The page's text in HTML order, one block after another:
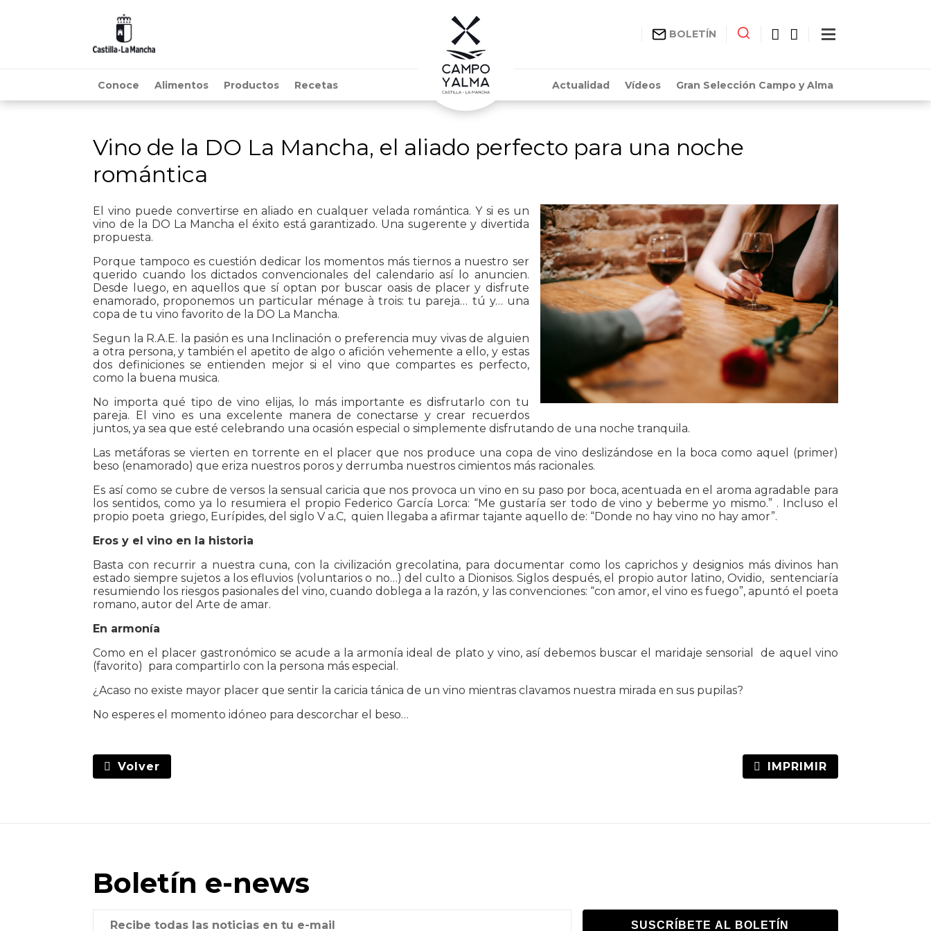
BOLETÍN
Conoce Alimentos Productos Recetas Actualidad Vídeos Gran Selección Campo y Alma
Vino de la DO La Mancha, el aliado perfecto para una noche
romántica
El vino puede convertirse en aliado en cualquer velada romántica. Y si es un
vino de la DO La Mancha el éxito está garantizado. Una sugerente y divertida
propuesta.
Porque tampoco es cuestión dedicar los momentos más tiernos a nuestro ser
querido cuando los dictados convencionales del calendario así lo anuncien.
Desde luego, en aquellos que sí optan por buscar oasis de placer y disfrute
enamorado, proponemos un particular ménage à trois: tu pareja… tú y… una
copa de tu vino favorito de la DO La Mancha.
Segun la R.A.E. la pasión es una Inclinación o preferencia muy vivas de alguien
a otra persona, y también el apetito de algo o afición vehemente a ello, y estas
dos definiciones se entienden mejor si el vino que compartes es perfecto,
como la buena musica.
No importa qué tipo de vino elijas, lo más importante es disfrutarlo con tu
pareja. El vino es una excelente manera de conectarse y crear recuerdos
juntos, ya sea que esté celebrando una ocasión especial o simplemente disfrutando de una noche tranquila.
Las metáforas se vierten en torrente en el placer que nos produce una copa de vino deslizándose en la boca como aquel (primer)
beso (enamorado) que eriza nuestros poros y derrumba nuestros cimientos más racionales.
Es así como se cubre de versos la sensual caricia que nos provoca un vino en su paso por boca, acentuada en el aroma agradable para
los sentidos, como ya lo resumiera el propio Federico García Lorca: “Me gustaría ser todo de vino y beberme yo mismo.” . Incluso el
propio poeta griego, Eurípides, del siglo V a.C, quien llegaba a afirmar tajante aquello de: “Donde no hay vino no hay amor”.
Eros y el vino en la historia
Basta con recurrir a nuestra cuna, con la civilización grecolatina, para documentar como los caprichos y designios más divinos han
estado siempre sujetos a los efluvios (voluntarios o no…) del culto a Dionisos. Siglos después, el propio autor latino, Ovidio, sentenciaría
resumiendo los riesgos pasionales del vino, cuando doblega a la razón, y las convenciones: “con amor, el vino es fuego”, apuntó el poeta
romano, autor del Arte de amar.
En armonía
Como en el placer gastronómico se acude a la armonía ideal de plato y vino, así debemos buscar el maridaje sensorial de aquel vino
(favorito) para compartirlo con la persona más especial.
¿Acaso no existe mayor placer que sentir la caricia tánica de un vino mientras clavamos nuestra mirada en sus pupilas?
No esperes el momento idóneo para descorchar el beso
Volver IMPRIMIR
Boletín e-news